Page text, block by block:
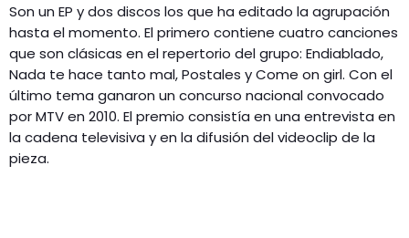
Son un EP y dos discos los que ha editado la agrupación
hasta el momento. El primero contiene cuatro canciones
que son clásicas en el repertorio del grupo: Endiablado,
Nada te hace tanto mal, Postales y Come on girl. Con el
último tema ganaron un concurso nacional convocado
por MTV en 2010. El premio consistía en una entrevista en
la cadena televisiva y en la difusión del videoclip de la
pieza.